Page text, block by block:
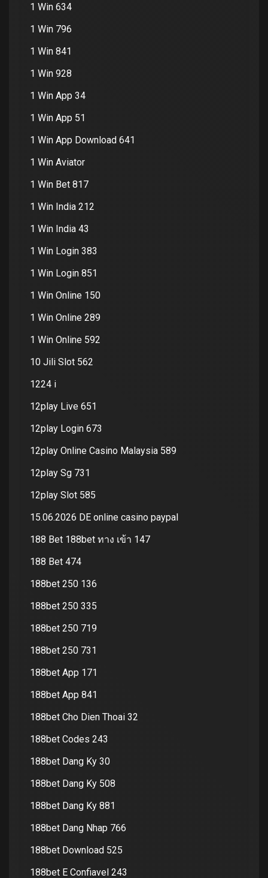
1 Win 634
1 Win 796
1 Win 841
1 Win 928
1 Win App 34
1 Win App 51
1 Win App Download 641
1 Win Aviator
1 Win Bet 817
1 Win India 212
1 Win India 43
1 Win Login 383
1 Win Login 851
1 Win Online 150
1 Win Online 289
1 Win Online 592
10 Jili Slot 562
1224 i
12play Live 651
12play Login 673
12play Online Casino Malaysia 589
12play Sg 731
12play Slot 585
15.06.2026 DE online casino paypal
188 Bet 188bet ทาง เข้า 147
188 Bet 474
188bet 250 136
188bet 250 335
188bet 250 719
188bet 250 731
188bet App 171
188bet App 841
188bet Cho Dien Thoai 32
188bet Codes 243
188bet Dang Ky 30
188bet Dang Ky 508
188bet Dang Ky 881
188bet Dang Nhap 766
188bet Download 525
188bet E Confiavel 243